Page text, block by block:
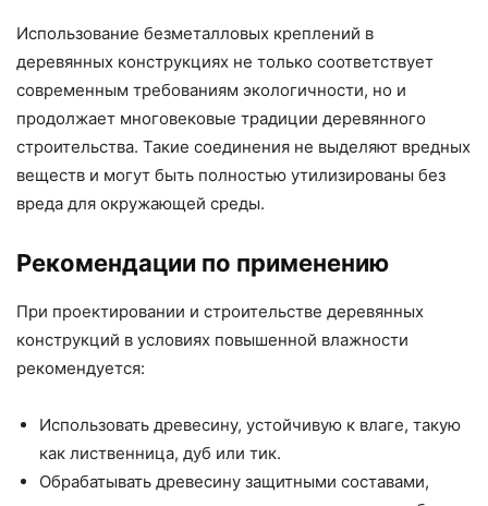
Использование безметалловых креплений в
деревянных конструкциях не только соответствует
современным требованиям экологичности, но и
продолжает многовековые традиции деревянного
строительства. Такие соединения не выделяют вредных
веществ и могут быть полностью утилизированы без
вреда для окружающей среды.
Рекомендации по применению
При проектировании и строительстве деревянных
конструкций в условиях повышенной влажности
рекомендуется:
Использовать древесину, устойчивую к влаге, такую
как лиственница, дуб или тик.
Обрабатывать древесину защитными составами,